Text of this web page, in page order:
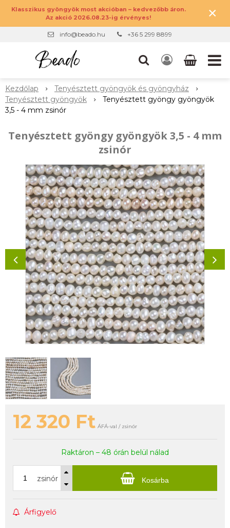
Klasszikus gyöngyök most akcióban – kedvezőbb áron.
Az akció 2026.08.23-ig érvényes!
×
info@beado.hu +36 5 299 8899
Kezdőlap
Tenyésztett gyöngyök és gyöngyház
Tenyésztett gyöngyök
Tenyésztett gyöngy gyöngyök
3,5 - 4 mm zsinór
Tenyésztett gyöngy gyöngyök 3,5 - 4 mm
zsinór
12 320 Ft ÁFÁ-val / zsinór
Raktáron – 48 órán belül nálad
zsinór Kosárba
Árfigyelő